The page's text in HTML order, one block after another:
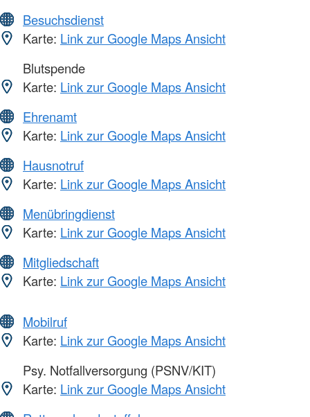
Besuchsdienst
Karte: Link zur Google Maps Ansicht
Blutspende
Karte: Link zur Google Maps Ansicht
Ehrenamt
Karte: Link zur Google Maps Ansicht
Hausnotruf
Karte: Link zur Google Maps Ansicht
Menübringdienst
Karte: Link zur Google Maps Ansicht
Mitgliedschaft
Karte: Link zur Google Maps Ansicht
Mobilruf
Karte: Link zur Google Maps Ansicht
Psy. Notfallversorgung (PSNV/KIT)
Karte: Link zur Google Maps Ansicht